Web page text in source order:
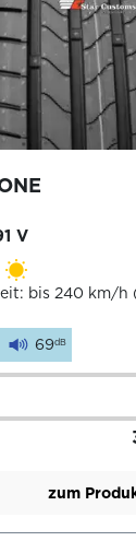
V
bis 240 km/h
69dB
zum